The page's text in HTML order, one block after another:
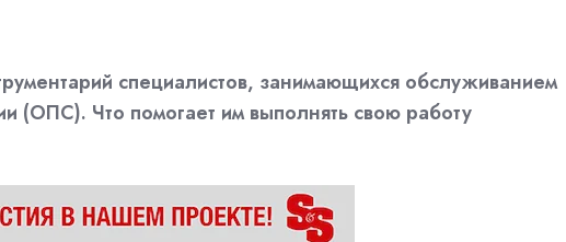
специалистов, занимающихся обслуживанием
(ОПС). Что помогает им выполнять свою работу